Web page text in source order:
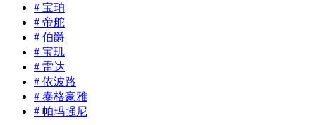
# 宝珀
# 帝舵
# 伯爵
# 宝玑
# 雷达
# 依波路
# 泰格豪雅
# 帕玛强尼